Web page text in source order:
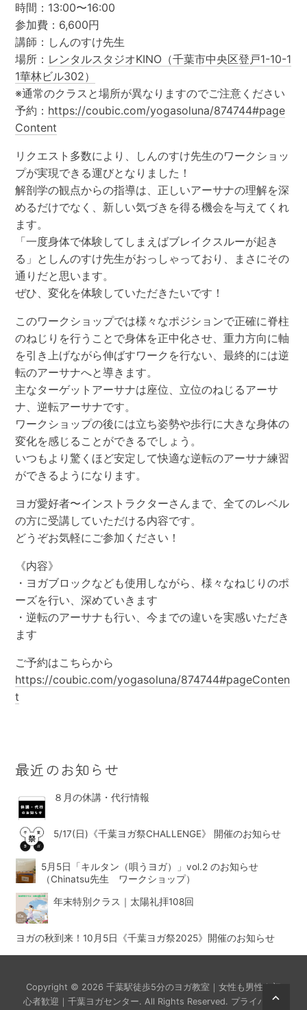
時間：13:00〜16:00
参加費：6,600円
講師：しんのすけ先生
場所： レンタルスタジオKINO（千葉市中央区登戸1-10-1
1華林ビル302）
※通常のクラスと場所が異なりますのでご注意ください
予約： https://coubic.com/yogasoluna/874744#page
Content
リクエスト多数により、しんのすけ先生のワークショッ
プが実現できる運びとなりました！
解剖学の観点からの指導は、正しいアーサナの理解を深
めるだけでなく、新しい気づきを得る機会を与えてくれ
ます。
「一度身体で体験してしまえばブレイクスルーが起き
る」としんのすけ先生がおっしゃっており、まさにその
通りだと思います。
ぜひ、変化を体験していただきたいです！
このワークショップでは様々なポジションで正確に脊柱
のねじりを行うことで身体を正中化させ、重力方向に軸
を引き上げながら伸ばすワークを行ない、最終的には逆
転のアーサナへと導きます。
主なターゲットアーサナは座位、立位のねじるアーサ
ナ、逆転アーサナです。
ワークショップの後には立ち姿勢や歩行に大きな身体の
変化を感じることができるでしょう。
いつもより驚くほど安定して快適な逆転のアーサナ練習
ができるようになります。
ヨガ愛好者〜インストラクターさんまで、全てのレベル
の方に受講していただける内容です。
どうぞお気軽にご参加ください！
《内容》
・ヨガブロックなども使用しながら、様々なねじりのポ
ーズを行い、深めていきます
・逆転のアーサナも行い、今までの違いを実感いただき
ます
ご予約はこちらから
https://coubic.com/yogasoluna/874744#pageConten
t
最近のお知らせ
８月の休講・代行情報
5/17(日)《千葉ヨガ祭CHALLENGE》 開催のお知らせ
5月5日「キルタン（唄うヨガ）」vol.2 のお知らせ
（Chinatsu先生 ワークショップ）
年末特別クラス｜太陽礼拝108回
ヨガの秋到来！10月5日《千葉ヨガ祭2025》開催のお知らせ
Copyright © 2026 千葉駅徒歩5分のヨガ教室｜女性も男性も初
心者歓迎｜千葉ヨガセンター. All Rights Reserved. プライバシー